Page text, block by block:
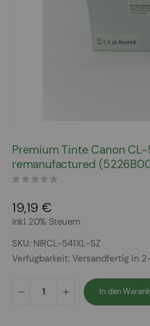
der
Bildergalerie
springen
Premium Tinte Canon CL-
remanufactured
19,19 €
Inkl. 20% Steuern
SKU NIRCL-541XL-SZ
Verfügbarkeit: Versandfertig in
In den